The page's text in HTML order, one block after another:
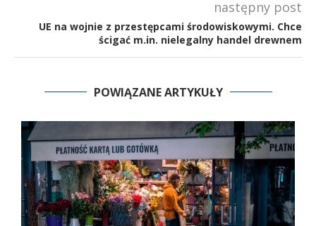
następny post
UE na wojnie z przestępcami środowiskowymi. Chce
ścigać m.in. nielegalny handel drewnem
POWIĄZANE ARTYKUŁY